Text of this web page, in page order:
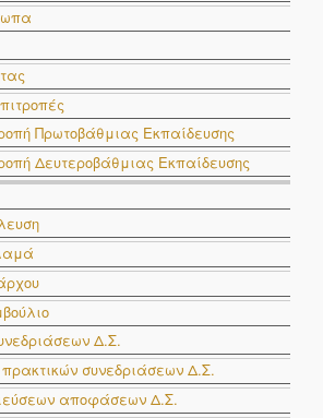
Πρωτοβάθμιας Εκπαίδευσης
Δευτεροβάθμιας Εκπαίδευσης
Δ.Σ.
συνεδριάσεων Δ.Σ.
αποφάσεων Δ.Σ.